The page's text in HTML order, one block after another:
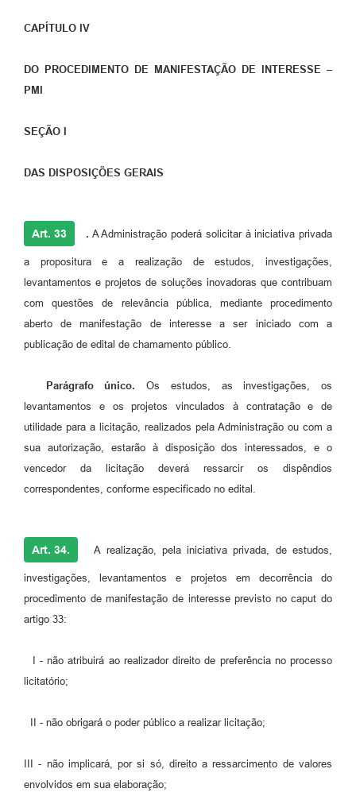
CAPÍTULO IV
DO PROCEDIMENTO DE MANIFESTAÇÃO DE INTERESSE –
PMI
SEÇÃO I
DAS DISPOSIÇÕES GERAIS
Art. 33 . A Administração poderá solicitar à iniciativa privada
a propositura e a realização de estudos, investigações,
levantamentos e projetos de soluções inovadoras que contribuam
com questões de relevância pública, mediante procedimento
aberto de manifestação de interesse a ser iniciado com a
publicação de edital de chamamento público.
Parágrafo único. Os estudos, as investigações, os
levantamentos e os projetos vinculados à contratação e de
utilidade para a licitação, realizados pela Administração ou com a
sua autorização, estarão à disposição dos interessados, e o
vencedor da licitação deverá ressarcir os dispêndios
correspondentes, conforme especificado no edital.
Art. 34. A realização, pela iniciativa privada, de estudos,
investigações, levantamentos e projetos em decorrência do
procedimento de manifestação de interesse previsto no caput do
artigo 33:
I - não atribuirá ao realizador direito de preferência no processo
licitatório;
II - não obrigará o poder público a realizar licitação;
III - não implicará, por si só, direito a ressarcimento de valores
envolvidos em sua elaboração;